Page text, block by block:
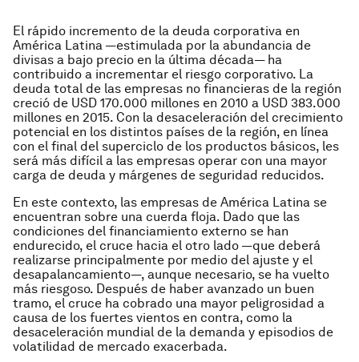
El rápido incremento de la deuda corporativa en
América Latina —estimulada por la abundancia de
divisas a bajo precio en la última década— ha
contribuido a incrementar el riesgo corporativo. La
deuda total de las empresas no financieras de la región
creció de USD 170.000 millones en 2010 a USD 383.000
millones en 2015. Con la desaceleración del crecimiento
potencial en los distintos países de la región, en línea
con el final del superciclo de los productos básicos, les
será más difícil a las empresas operar con una mayor
carga de deuda y márgenes de seguridad reducidos.
En este contexto, las empresas de América Latina se
encuentran sobre una cuerda floja. Dado que las
condiciones del financiamiento externo se han
endurecido, el cruce hacia el otro lado —que deberá
realizarse principalmente por medio del ajuste y el
desapalancamiento—, aunque necesario, se ha vuelto
más riesgoso. Después de haber avanzado un buen
tramo, el cruce ha cobrado una mayor peligrosidad a
causa de los fuertes vientos en contra, como la
desaceleración mundial de la demanda y episodios de
volatilidad de mercado exacerbada.